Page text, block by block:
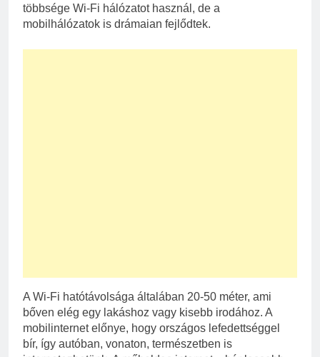
többsége Wi-Fi hálózatot használ, de a
mobilhálózatok is drámaian fejlődtek.
A Wi-Fi hatótávolsága általában 20-50 méter, ami
bőven elég egy lakáshoz vagy kisebb irodához. A
mobilinternet előnye, hogy országos lefedettséggel
bír, így autóban, vonaton, természetben is